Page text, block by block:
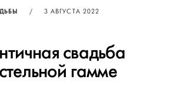
/ ОПУБЛИКОВАНО
3 АВГУСТА 2022
свадьба
гамме